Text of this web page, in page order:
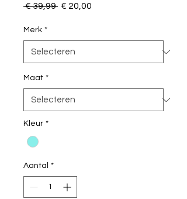
€ 39,99 Normale
€ 20,00
Merk *
Maat *
Kleur *
Aantal *